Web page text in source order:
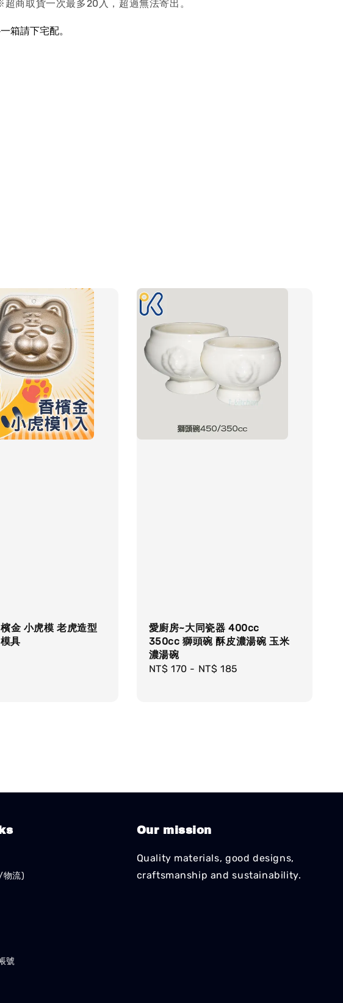
超商取貨一次最多20入，超過無法寄出。
箱請下宅配。
金 小虎模 老虎造型
具
愛廚房~大同瓷器 400cc
350cc 獅頭碗 酥皮濃湯碗 玉米
濃湯碗
Regular
NT$ 170 - NT$ 185
物流)
號
Our mission
Quality materials, good designs,
craftsmanship and sustainability.